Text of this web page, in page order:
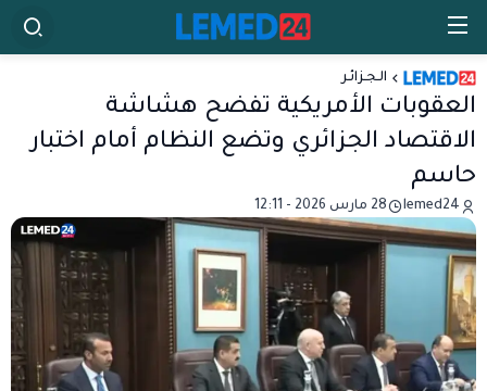
الـجـزائـر
العقوبات الأمريكية تفضح هشاشة
الاقتصاد الجزائري وتضع النظام أمام اختبار
حاسم
lemed24 28 مارس 2026 - 12:11